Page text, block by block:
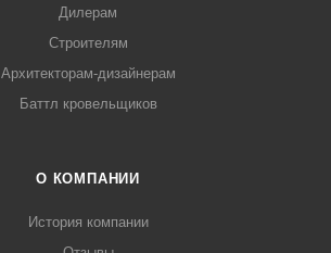
Дилерам
Строителям
Архитекторам-дизайнерам
Баттл кровельщиков
О КОМПАНИИ
История компании